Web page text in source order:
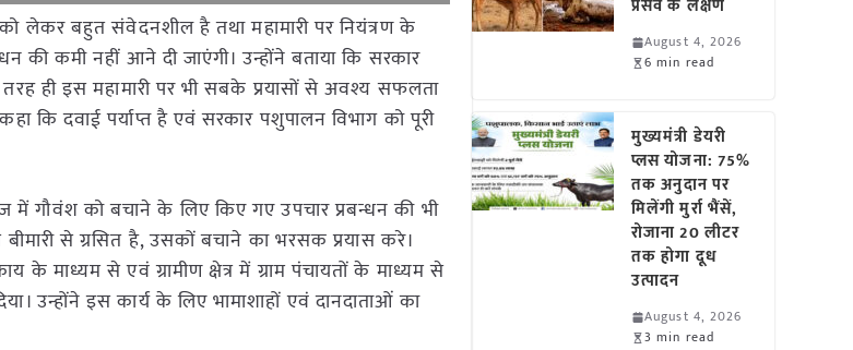
लेकर बहुत संवेदनशील है तथा महामारी पर नियंत्रण के
की कमी नहीं आने दी जाएंगी। उन्होंने बताया कि सरकार
ही इस महामारी पर भी सबके प्रयासों से अवश्य सफलता
कि दवाई पर्याप्त है एवं सरकार पशुपालन विभाग को पूरी
में गौवंश को बचाने के लिए किए गए उपचार प्रबन्धन की भी
से ग्रसित है, उसकों बचाने का भरसक प्रयास करे।
के माध्यम से एवं ग्रामीण क्षेत्र में ग्राम पंचायतों के माध्यम से
उन्होंने इस कार्य के लिए भामाशाहों एवं दानदाताओं का
प्रसव के लक्षण
August 4, 2026
6 min read
मुख्यमंत्री डेयरी
प्लस योजना: 75%
तक अनुदान पर
मिलेंगी मुर्रा भैंसें,
रोजाना 20 लीटर
तक होगा दूध
उत्पादन
August 4, 2026
3 min read